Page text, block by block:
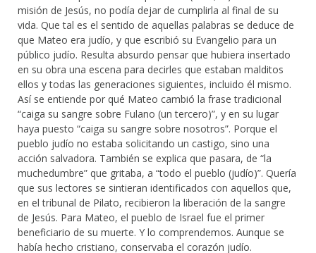
misión de Jesús, no podía dejar de cumplirla al final de su
vida. Que tal es el sentido de aquellas palabras se deduce de
que Mateo era judío, y que escribió su Evangelio para un
público judío. Resulta absurdo pensar que hubiera insertado
en su obra una escena para decirles que estaban malditos
ellos y todas las generaciones siguientes, incluido él mismo.
Así se entiende por qué Mateo cambió la frase tradicional
“caiga su sangre sobre Fulano (un tercero)”, y en su lugar
haya puesto “caiga su sangre sobre nosotros”. Porque el
pueblo judío no estaba solicitando un castigo, sino una
acción salvadora. También se explica que pasara, de “la
muchedumbre” que gritaba, a “todo el pueblo (judío)”. Quería
que sus lectores se sintieran identificados con aquellos que,
en el tribunal de Pilato, recibieron la liberación de la sangre
de Jesús. Para Mateo, el pueblo de Israel fue el primer
beneficiario de su muerte. Y lo comprendemos. Aunque se
había hecho cristiano, conservaba el corazón judío.